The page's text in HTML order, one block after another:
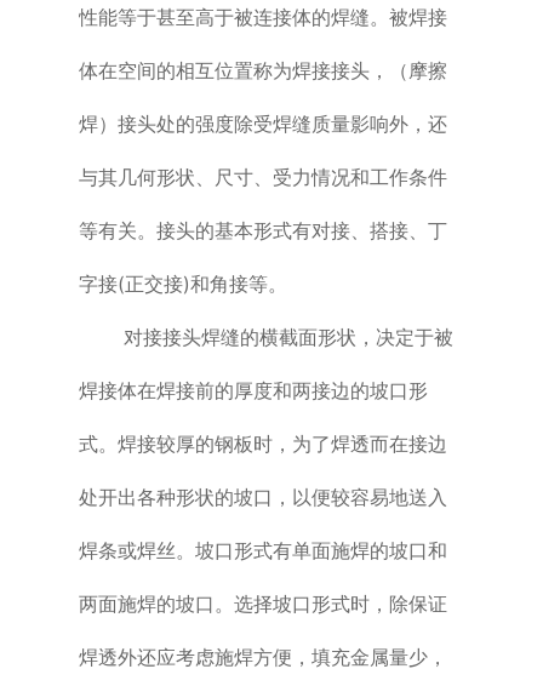
性能等于甚至高于被连接体的焊缝。被焊接
体在空间的相互位置称为焊接接头，（摩擦
焊）接头处的强度除受焊缝质量影响外，还
与其几何形状、尺寸、受力情况和工作条件
等有关。接头的基本形式有对接、搭接、丁
字接(正交接)和角接等。
对接接头焊缝的横截面形状，决定于被
焊接体在焊接前的厚度和两接边的坡口形
式。焊接较厚的钢板时，为了焊透而在接边
处开出各种形状的坡口，以便较容易地送入
焊条或焊丝。坡口形式有单面施焊的坡口和
两面施焊的坡口。选择坡口形式时，除保证
焊透外还应考虑施焊方便，填充金属量少，